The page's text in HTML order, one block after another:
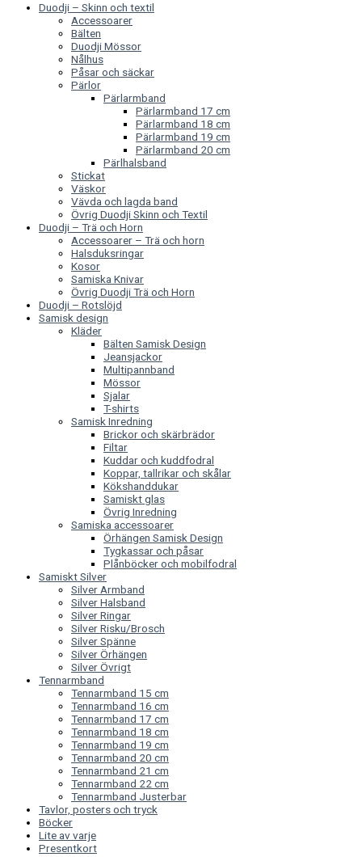
Duodji – Skinn och textil
Accessoarer
Bälten
Duodji Mössor
Nålhus
Påsar och säckar
Pärlor
Pärlarmband
Pärlarmband 17 cm
Pärlarmband 18 cm
Pärlarmband 19 cm
Pärlarmband 20 cm
Pärlhalsband
Stickat
Väskor
Vävda och lagda band
Övrig Duodji Skinn och Textil
Duodji – Trä och Horn
Accessoarer – Trä och horn
Halsduksringar
Kosor
Samiska Knivar
Övrig Duodji Trä och Horn
Duodji – Rotslöjd
Samisk design
Kläder
Bälten Samisk Design
Jeansjackor
Multipannband
Mössor
Sjalar
T-shirts
Samisk Inredning
Brickor och skärbrädor
Filtar
Kuddar och kuddfodral
Koppar, tallrikar och skålar
Kökshanddukar
Samiskt glas
Övrig Inredning
Samiska accessoarer
Örhängen Samisk Design
Tygkassar och påsar
Plånböcker och mobilfodral
Samiskt Silver
Silver Armband
Silver Halsband
Silver Ringar
Silver Risku/Brosch
Silver Spänne
Silver Örhängen
Silver Övrigt
Tennarmband
Tennarmband 15 cm
Tennarmband 16 cm
Tennarmband 17 cm
Tennarmband 18 cm
Tennarmband 19 cm
Tennarmband 20 cm
Tennarmband 21 cm
Tennarmband 22 cm
Tennarmband Justerbar
Tavlor, posters och tryck
Böcker
Lite av varje
Presentkort